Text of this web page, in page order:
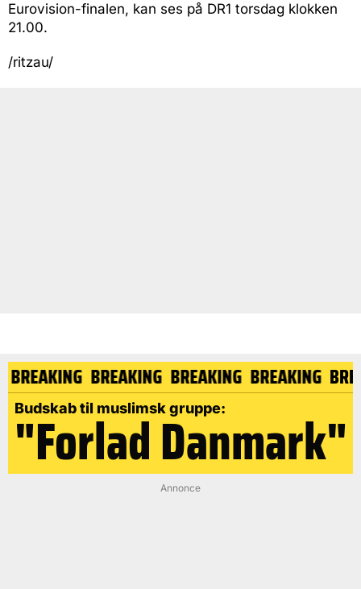
Eurovision-finalen, kan ses på DR1 torsdag klokken
21.00.
/ritzau/
BREAKING BREAKING BREAKING BREAKING
Budskab til muslimsk gruppe:
"Forlad Danmark"
Annonce